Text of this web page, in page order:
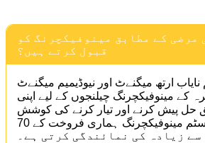
مرضی کے مطابق مینوفیکچرنگ کو
قبول کرتے ہیں؟
ارتھ میگنےٹ اور نیوڈیمیم میگنےٹ
کے مینوفیکچرنگ چیلنجوں کے لیے اپنی
پیش کرنے اور تیار کرنے کی کوشش
کرتے ہیں۔کسٹم مینوفیکچرنگ ہماری فروخت کے 70
سے زیادہ کی نمائندگی کرتی ہے۔